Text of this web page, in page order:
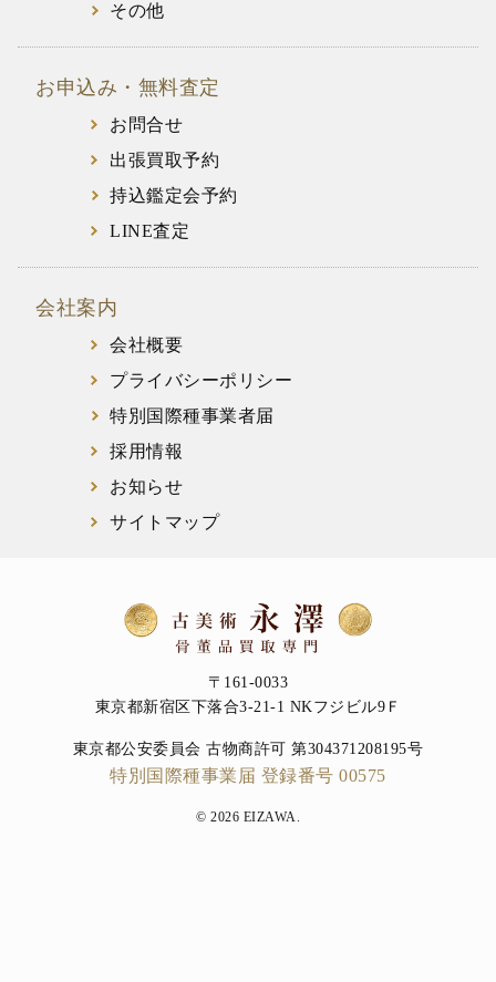
その他
お申込み・無料査定
お問合せ
出張買取予約
持込鑑定会予約
LINE査定
会社案内
会社概要
プライバシーポリシー
特別国際種事業者届
採用情報
お知らせ
サイトマップ
〒161-0033
東京都新宿区下落合3-21-1 NKフジビル9Ｆ
東京都公安委員会 古物商許可 第304371208195号
特別国際種事業届 登録番号 00575
© 2026 EIZAWA.